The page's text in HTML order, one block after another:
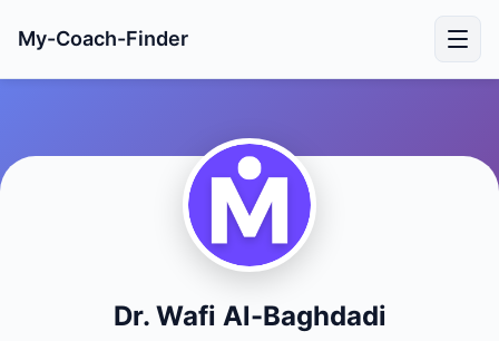
My-Coach-Finder
Dr. Wafi Al-Baghdadi